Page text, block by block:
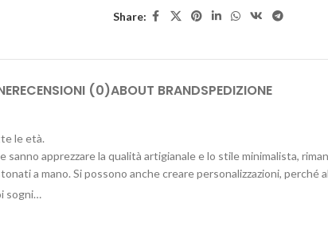
Share:
RECENSIONI (0)ABOUT BRANDSPEDIZIONE
le età.
apprezzare la qualità artigianale e lo stile minimalista,
a mano. Si possono anche creare personalizzazioni,
sogni…